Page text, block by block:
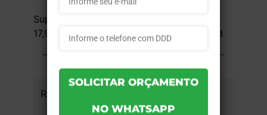
Supremo Metalizado 300g - 4x0 -
17,9x5,08 cm - UV Total Frente - 100 unid
Referência
100un